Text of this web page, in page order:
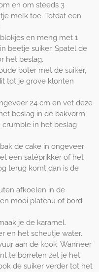
en om steeds 3
melk toe. Totdat een
en meng met 1
beetje suiker. Spatel de
het beslag.
boter met de suiker,
tot je grove klonten
24 cm en vet deze
beslag in de bakvorm
crumble in het beslag
de cake in ongeveer
een satéprikker of het
terug komt dan is de
afkoelen in de
mooi plateau of bord
je de karamel.
en het scheutje water.
aan de kook. Wanneer
te borrelen zet je het
de suiker verder tot het